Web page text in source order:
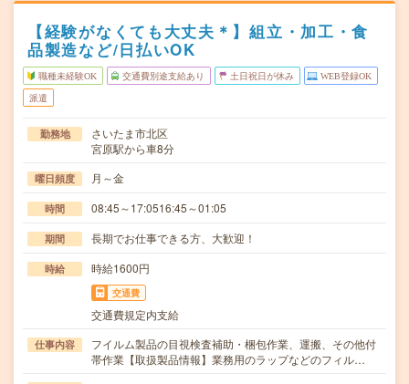
【経験がなくても大丈夫＊】組立・加工・食
品製造など/日払いOK
職種未経験OK 交通費別途支給あり 土日祝日が休み WEB登録OK
派遣
勤務地
さいたま市北区
宮原駅から車8分
曜日頻度 月～金
時間 08:45～17:0516:45～01:05
期間 長期でお仕事できる方、大歓迎！
時給 時給1600円
交通費
交通費規定内支給
仕事内容
フイルム製品の目視検査補助・梱包作業、運搬、その他付
帯作業【取扱製品情報】業務用のラップなどのフィル…